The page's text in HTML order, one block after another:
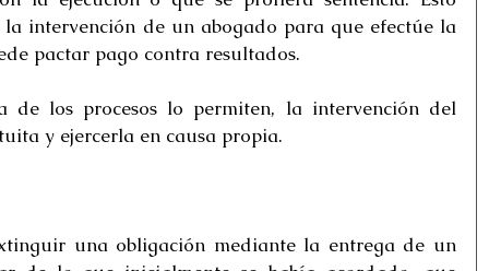
intervención de un abogado para que efectúe la
pactar pago contra resultados.
de los procesos lo permiten, la intervención del
y ejercerla en causa propia.
una obligación mediante la entrega de un